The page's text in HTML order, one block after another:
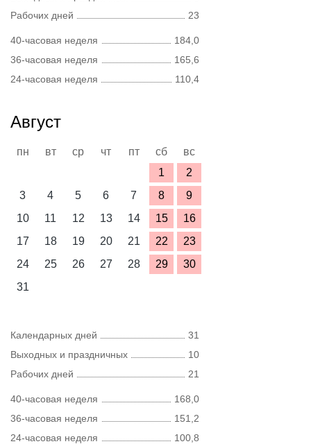
Рабочих дней
23
40-часовая неделя
184,0
36-часовая неделя
165,6
24-часовая неделя
110,4
Август
пн вт ср чт пт сб
вс
1
2
3
4 5 6 7 8
9
10
11 12 13 14 15
16
17
18 19 20 21 22
23
24
25 26 27 28 29
30
31
Календарных дней
31
Выходных и праздничных
10
Рабочих дней
21
40-часовая неделя
168,0
36-часовая неделя
151,2
24-часовая неделя
100,8